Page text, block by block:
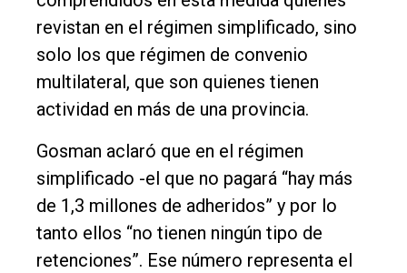
revistan en el régimen simplificado, sino
solo los que régimen de convenio
multilateral, que son quienes tienen
actividad en más de una provincia.
Gosman aclaró que en el régimen
simplificado -el que no pagará “hay más
de 1,3 millones de adheridos” y por lo
tanto ellos “no tienen ningún tipo de
retenciones”. Ese número representa el